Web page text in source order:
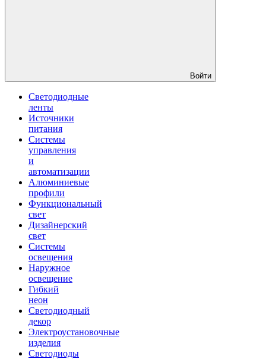
Войти
Светодиодные
ленты
Источники
питания
Системы
управления
и
автоматизации
Алюминиевые
профили
Функциональный
свет
Дизайнерский
свет
Системы
освещения
Наружное
освещение
Гибкий
неон
Светодиодный
декор
Электроустановочные
изделия
Светодиоды